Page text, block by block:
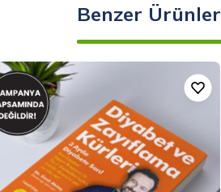
Benzer Ürünler
Zayıflama
Kürleri